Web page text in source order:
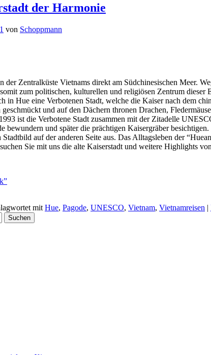
der Harmonie
von Schoppmann
der Zentralküste Vietnams direkt am Südchinesischen Meer.
zum politischen, kulturellen und religiösen Zentrum
in Hue eine Verbotenen Stadt, welche die Kaiser nach dem
und auf den Dächern thronen Drachen,
ist die Verbotene Stadt zusammen mit der Zitadelle
bewundern und später die prächtigen Kaisergräber
auf der anderen Seite aus. Das Alltagsleben der
Sie mit uns die alte Kaiserstadt und weitere Highlights
mit Hue, Pagode, UNESCO, Vietnam, Vietnamreisen |